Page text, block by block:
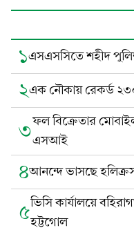
১এসএসসিতে শহীদ
২এক নৌকায় রেকর্ড
৩ফল বিক্রেতার
এসআই
৪আনন্দে ভাসছে হলিক্রস
৫ভিসি কার্যালয়ে
হট্টগোল